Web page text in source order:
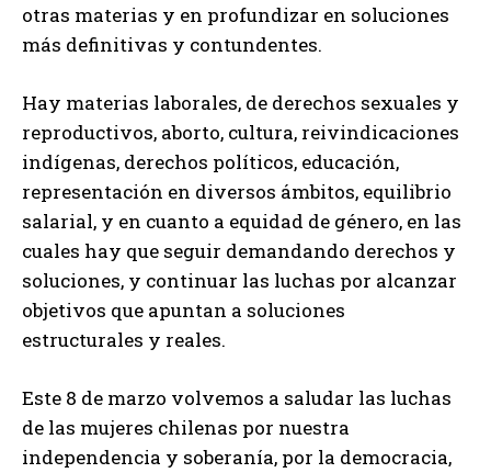
otras materias y en profundizar en soluciones
más definitivas y contundentes.
Hay materias laborales, de derechos sexuales y
reproductivos, aborto, cultura, reivindicaciones
indígenas, derechos políticos, educación,
representación en diversos ámbitos, equilibrio
salarial, y en cuanto a equidad de género, en las
cuales hay que seguir demandando derechos y
soluciones, y continuar las luchas por alcanzar
objetivos que apuntan a soluciones
estructurales y reales.
Este 8 de marzo volvemos a saludar las luchas
de las mujeres chilenas por nuestra
independencia y soberanía, por la democracia,